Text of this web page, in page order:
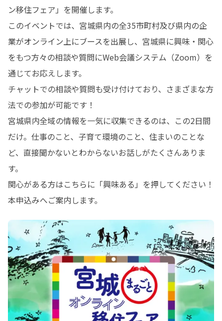
ン移住フェア」を開催します。
このイベントでは、宮城県内の全35市町村及び県内の企
業がオンライン上にブースを出展し、宮城県に興味・関心
をもつ方々の相談や質問にWeb会議システム（Zoom）を
通じてお応えします。
チャットでの相談や質問も受け付けており、さまざまな方
法での参加が可能です！
宮城県内全域の情報を一気に収集できるのは、この2日間
だけ。仕事のこと、子育て環境のこと、住まいのことな
ど、直接聞かないとわからないお話しがたくさんありま
す。
関心がある方はこちらに「興味ある」を押してください！
本申込みへご案内します。